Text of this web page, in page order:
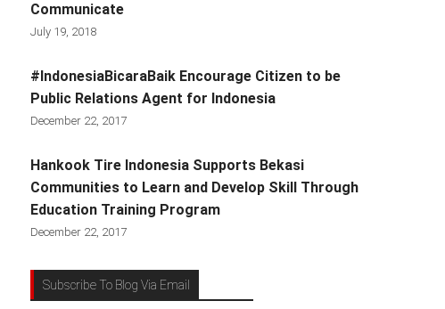
Communicate
July 19, 2018
#IndonesiaBicaraBaik Encourage Citizen to be
Public Relations Agent for Indonesia
December 22, 2017
Hankook Tire Indonesia Supports Bekasi
Communities to Learn and Develop Skill Through
Education Training Program
December 22, 2017
Subscribe To Blog Via Email